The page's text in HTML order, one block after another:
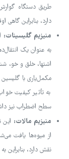
طریق دستگاه
دارد، بنابراین
منیزیم گلیسینات:
به عنوان یک
اشتها، خلق و خو،
مکمل‌یاری با
به تأثیر کیفیت
سطح اضطراب نیز
منیزیم مالات: این
از میوه‌ها یافت
نقش دارد، بنابراین